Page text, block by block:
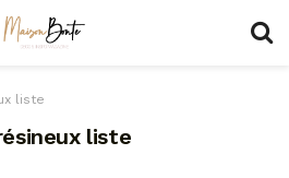
liste
liste